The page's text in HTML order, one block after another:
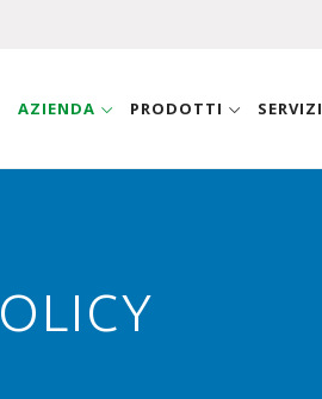
AZIENDA PRODOTTI SERVIZI